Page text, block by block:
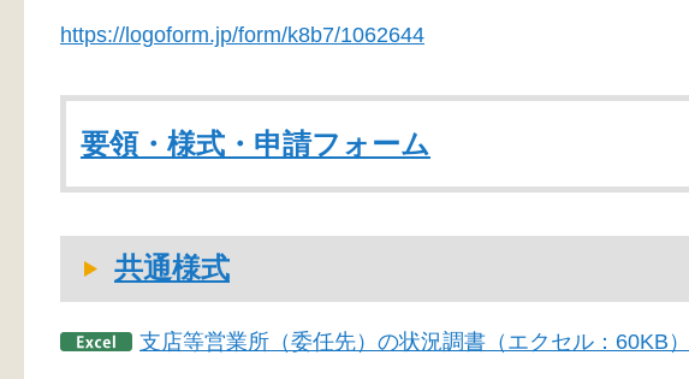
https://logoform.jp/form/k8b7/1062644
要領・様式・申請フォーム
共通様式
支店等営業所（委任先）の状況調書（エクセル：60KB）